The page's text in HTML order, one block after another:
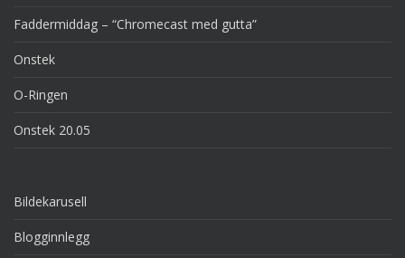
Faddermiddag – “Chromecast med gutta”
Onstek
O-Ringen
Onstek 20.05
Bildekarusell
Blogginnlegg